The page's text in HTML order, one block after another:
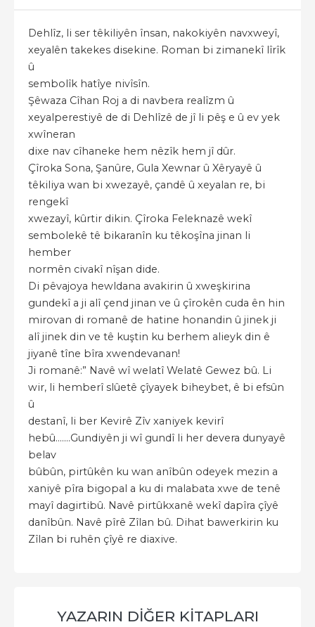
Dehlîz, li ser têkiliyên însan, nakokiyên navxweyî,
xeyalên takekes disekine. Roman bi zimanekî lîrîk
û
sembolîk hatîye nivîsîn.
Şêwaza Cîhan Roj a di navbera realîzm û
xeyalperestiyê de di Dehlîzê de jî li pêş e û ev yek
xwîneran
dixe nav cîhaneke hem nêzîk hem jî dûr.
Çîroka Sona, Şanûre, Gula Xewnar û Xêryayê û
têkiliya wan bi xwezayê, çandê û xeyalan re, bi
rengekî
xwezayî, kûrtir dikin. Çîroka Feleknazê wekî
sembolekê tê bikaranîn ku têkoşîna jinan li
hember
normên civakî nîşan dide.
Di pêvajoya hewldana avakirin û xweşkirina
gundekî a ji alî çend jinan ve û çîrokên cuda ên hin
mirovan di romanê de hatine honandin û jinek ji
alî jinek din ve tê kuştin ku berhem alieyk din ê
jiyanê tîne bîra xwendevanan!
Ji romanê:” Navê wî welatî Welatê Gewez bû. Li
wir, li hemberî slûetê çîyayek biheybet, ê bi efsûn
û
destanî, li ber Kevirê Zîv xaniyek kevirî
hebû.......Gundiyên ji wî gundî li her devera dunyayê
belav
bûbûn, pirtûkên ku wan anîbûn odeyek mezin a
xaniyê pîra bigopal a ku di malabata xwe de tenê
mayî dagirtibû. Navê pirtûkxanê wekî dapîra çîyê
danîbûn. Navê pîrê Zîlan bû. Dihat bawerkirin ku
Zîlan bi ruhên çîyê re diaxive.
YAZARIN DIĞER KITAPLARI